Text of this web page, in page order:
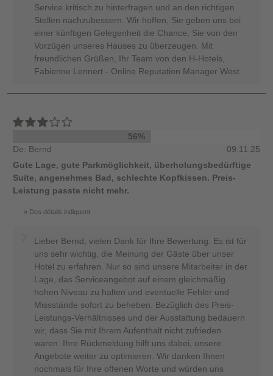
Service kritisch zu hinterfragen und an den richtigen
Stellen nachzubessern. Wir hoffen, Sie geben uns bei
einer künftigen Gelegenheit die Chance, Sie von den
Vorzügen unseres Hauses zu überzeugen. Mit
freundlichen Grüßen, Ihr Team von den H-Hotels,
Fabienne Lennert - Online Reputation Manager West
56%
De: Bernd
09.11.25
Gute Lage, gute Parkmöglichkeit, überholungsbedürftige
Suite, angenehmes Bad, schlechte Kopfkissen. Preis-
Leistung passte nicht mehr.
Des détails indiquent
Lieber Bernd, vielen Dank für Ihre Bewertung. Es ist für
uns sehr wichtig, die Meinung der Gäste über unser
Hotel zu erfahren. Nur so sind unsere Mitarbeiter in der
Lage, das Serviceangebot auf einem gleichmäßig
hohen Niveau zu halten und eventuelle Fehler und
Missstände sofort zu beheben. Bezüglich des Preis-
Leistungs-Verhältnisses und der Ausstattung bedauern
wir, dass Sie mit Ihrem Aufenthalt nicht zufrieden
waren. Ihre Rückmeldung hilft uns dabei, unsere
Angebote weiter zu optimieren. Wir danken Ihnen
nochmals für Ihre offenen Worte und würden uns